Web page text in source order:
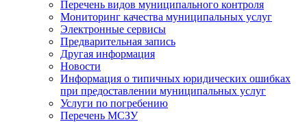
Перечень видов муниципального контроля
Мониторинг качества муниципальных услуг
Электронные сервисы
Предварительная запись
Другая информация
Новости
Информация о типичных юридических ошибках
при предоставлении муниципальных услуг
Услуги по погребению
Перечень МСЗУ